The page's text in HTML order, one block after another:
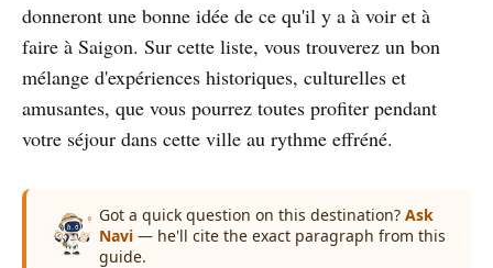
donneront une bonne idée de ce qu'il y a à voir et à
faire à Saigon. Sur cette liste, vous trouverez un bon
mélange d'expériences historiques, culturelles et
amusantes, que vous pourrez toutes profiter pendant
votre séjour dans cette ville au rythme effréné.
Got a quick question on this destination? Ask
Navi — he'll cite the exact paragraph from this
guide.